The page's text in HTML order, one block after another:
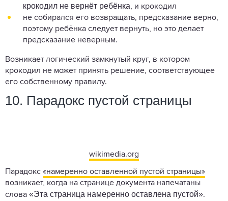
крокодил не вернёт ребёнка, и крокодил
не собирался его возвращать, предсказание верно,
поэтому ребёнка следует вернуть, но это делает
предсказание неверным.
Возникает логический замкнутый круг, в котором
крокодил не может принять решение, соответствующее
его собственному правилу.
10. Парадокс пустой страницы
wikimedia.org
Парадокс «намеренно оставленной пустой страницы»
возникает, когда на странице документа напечатаны
слова «Эта страница намеренно оставлена пустой».